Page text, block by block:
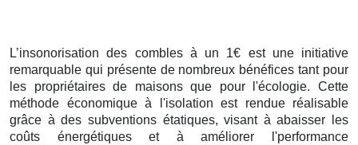
L’insonorisation des combles à un 1€ est une initiative
remarquable qui présente de nombreux bénéfices tant pour
les propriétaires de maisons que pour l'écologie. Cette
méthode économique à l'isolation est rendue réalisable
grâce à des subventions étatiques, visant à abaisser les
coûts énergétiques et à améliorer l'performance